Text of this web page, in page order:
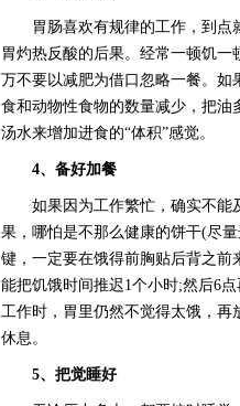
胃肠喜欢有规律的工作，到点
胃灼热反酸的后果。经常一顿饥
万不要以减肥为借口忽略一餐。如
食和动物性食物的数量减少，把
汤水来增加进食的“体积”感觉。
4、备好加餐
如果因为工作繁忙，确实不能及
果，哪怕是不那么健康的饼干(尽
键，一定要在饿得前胸贴后背之前
能把饥饿时间推迟1个小时;然后6
工作时，胃里仍然不觉得太饿，
休息。
5、把觉睡好